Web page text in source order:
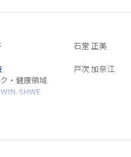
石堂 正美
・健康領域
戸次 加奈江
SHWE